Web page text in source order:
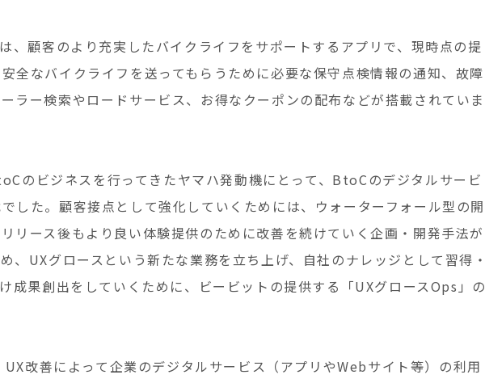
、顧客のより充実したバイクライフをサポートするアプリで、現時点の提
全なバイクライフを送ってもらうために必要な保守点検情報の通知、故障
ラー検索やロードサービス、お得なクーポンの配布などが搭載されていま
のビジネスを行ってきたヤマハ発動機にとって、BtoCのデジタルサービ
した。顧客接点として強化していくためには、ウォーターフォール型の開
リース後もより良い体験提供のために改善を続けていく企画・開発手法が
、UXグロースという新たな業務を立ち上げ、自社のナレッジとして習得・
成果創出をしていくために、ビービットの提供する「UXグロースOps」の
UX改善によって企業のデジタルサービス（アプリやWebサイト等）の利用